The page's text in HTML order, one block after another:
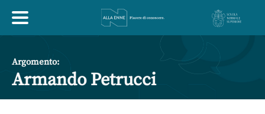
ESPLORA
Argomento:
Armando Petrucci